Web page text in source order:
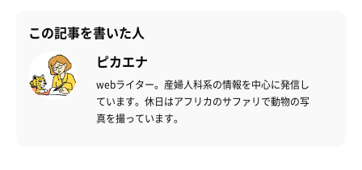
この記事を書いた人
ピカエナ
webライター。産婦人科系の情報を中心に発信し
ています。休日はアフリカのサファリで動物の写
真を撮っています。